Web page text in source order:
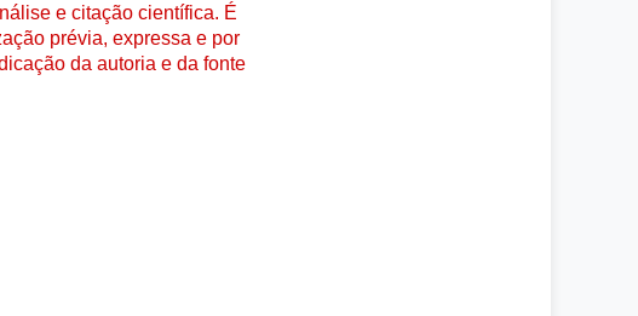
e citação científica. É
prévia, expressa e por
da autoria e da fonte